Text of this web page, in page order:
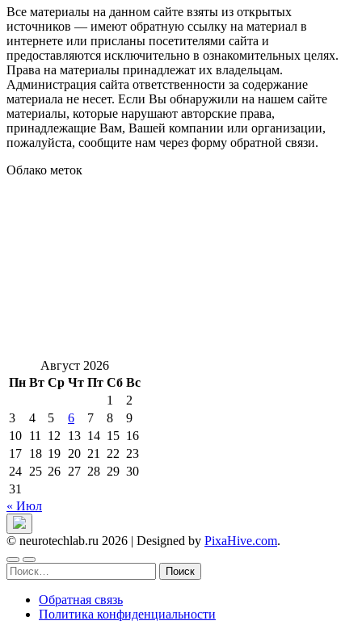
Все материалы на данном сайте взяты из открытых
источников — имеют обратную ссылку на материал в
интернете или присланы посетителями сайта и
предоставляются исключительно в ознакомительных целях.
Права на материалы принадлежат их владельцам.
Администрация сайта ответственности за содержание
материала не несет. Если Вы обнаружили на нашем сайте
материалы, которые нарушают авторские права,
принадлежащие Вам, Вашей компании или организации,
пожалуйста, сообщите нам через форму обратной связи.
Облако меток
Август 2026
Пн Вт Ср Чт Пт Сб Вс
1
2
3
4 5 6 7 8
9
10 11 12 13 14 15 16
17 18 19 20 21 22 23
24 25 26 27 28 29 30
31
« Июл
© neurotechlab.ru 2026 | Designed by PixaHive.com.
Найти:
Обратная связь
Политика конфиденциальности